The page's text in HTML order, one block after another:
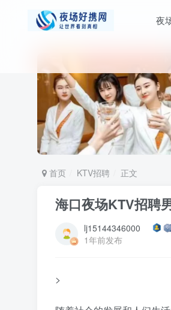
夜
首页 KTV招聘 正文
海口夜场KTV招
lj15144346000
1年前发布
>